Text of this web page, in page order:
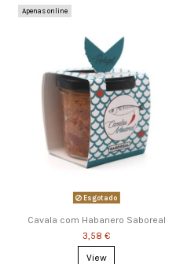
Apenas online
Esgotado
Cavala com Habanero Saboreal
3,58 €
View